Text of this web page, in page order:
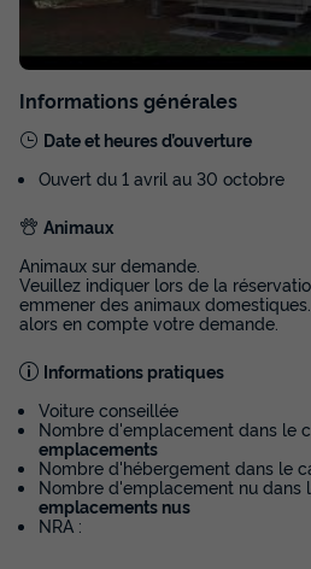
24m²
Adultes
4
Terrasse couverte Climatisation
Cafetière
Congélateur
+ 6
LODGE 4 personnes - LODGE
Clim
du01/09/2026au
Meilleur prix pour 7 nuits
Modifier les dates
Informations générales
Date et heures d’ouverture
Ouvert du 1 avril au 30 octobre
Animaux
Animaux sur demande.
Veuillez indiquer lors de la
emmener des animaux
alors en compte votre demande.
Informations pratiques
Voiture conseillée
Nombre d'emplacement dans le
emplacements
Nombre d'hébergement dans le
Nombre d'emplacement nu dans
emplacements nus
NRA :